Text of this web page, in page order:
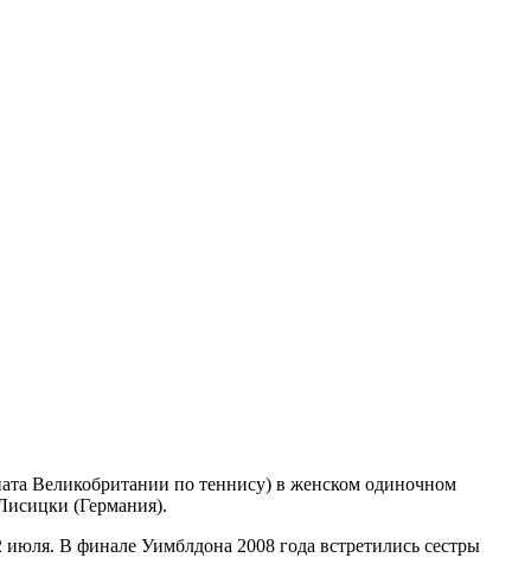
Великобритании по теннису) в женском одиночном
(Германия).
В финале Уимблдона 2008 года встретились сестры